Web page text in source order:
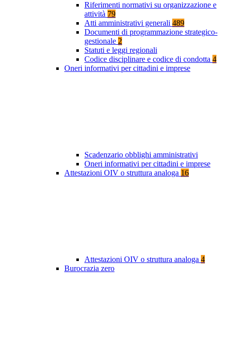
Riferimenti normativi su organizzazione e
attività 79
Atti amministrativi generali 489
Documenti di programmazione strategico-
gestionale 2
Statuti e leggi regionali
Codice disciplinare e codice di condotta 4
Oneri informativi per cittadini e imprese
Scadenzario obblighi amministrativi
Oneri informativi per cittadini e imprese
Attestazioni OIV o struttura analoga 16
Attestazioni OIV o struttura analoga 4
Burocrazia zero